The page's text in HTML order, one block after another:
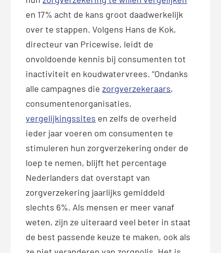
en 17% acht de kans groot daadwerkelijk
over te stappen. Volgens Hans de Kok,
directeur van Pricewise, leidt de
onvoldoende kennis bij consumenten tot
inactiviteit en koudwatervrees. “Ondanks
alle campagnes diezorgverzekeraars,
consumentenorganisaties,
vergelijkingssites en zelfs de overheid
ieder jaar voeren om consumenten te
stimuleren hun zorgverzekering onder de
loep te nemen, blijft het percentage
Nederlanders dat overstapt van
zorgverzekering jaarlijks gemiddeld
slechts 6%. Als mensen er meer vanaf
weten, zijn ze uiteraard veel beter in staat
de best passende keuze te maken, ook als